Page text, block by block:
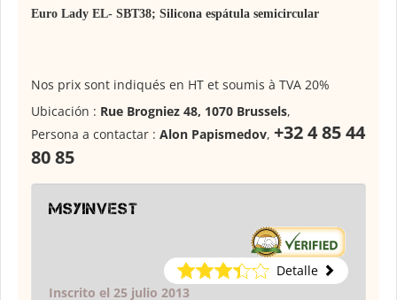
Euro Lady EL- SBT38; Silicona espátula semicircular
Nos prix sont indiqués en HT et soumis à TVA 20%
Ubicación : Rue Brogniez 48, 1070 Brussels,
Persona a contactar : Alon Papismedov, +32 4 85 44
80 85
msyinvest
Detalle
Inscrito el 25 julio 2013